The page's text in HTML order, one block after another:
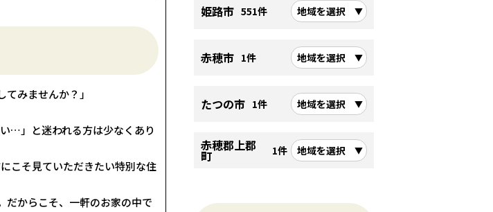
みませんか？」
…」と迷われる方は少なくあり
こそ見ていただきたい特別な住
だからこそ、一軒のお家の中で
姫路市 551件 地域を選択
赤穂市 1件 地域を選択
たつの市 1件 地域を選択
赤穂郡上郡
町 1件 地域を選択